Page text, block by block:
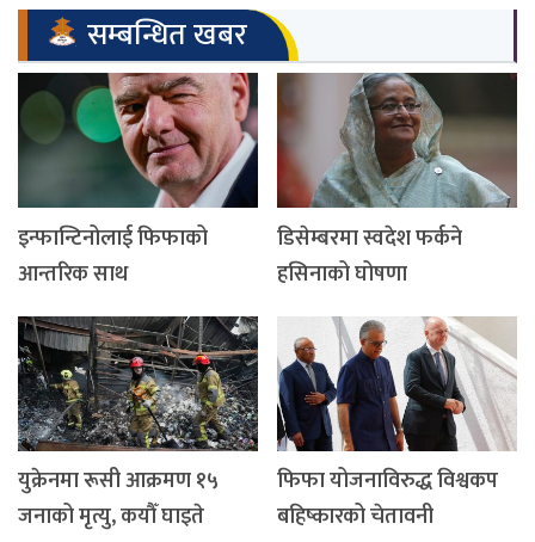
सम्बन्धित खबर
इन्फान्टिनोलाई फिफाको
आन्तरिक साथ
डिसेम्बरमा स्वदेश फर्कने
हसिनाको घोषणा
युक्रेनमा रूसी आक्रमण १५
जनाको मृत्यु, कयौँ घाइते
फिफा योजनाविरुद्ध विश्वकप
बहिष्कारको चेतावनी